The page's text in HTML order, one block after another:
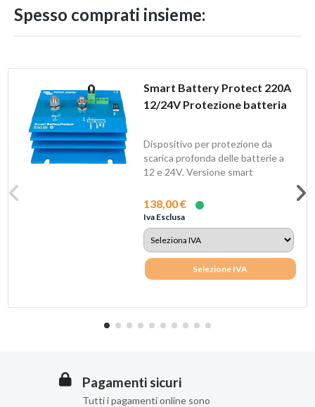
Spesso comprati insieme:
Smart Battery Protect 220A
12/24V Protezione batteria
Dispositivo per protezione da
scarica profonda delle batterie a
12 e 24V. Versione smart
138,00 €
Iva Esclusa
Selezione IVA
Pagamenti sicuri
Tutti i pagamenti online sono